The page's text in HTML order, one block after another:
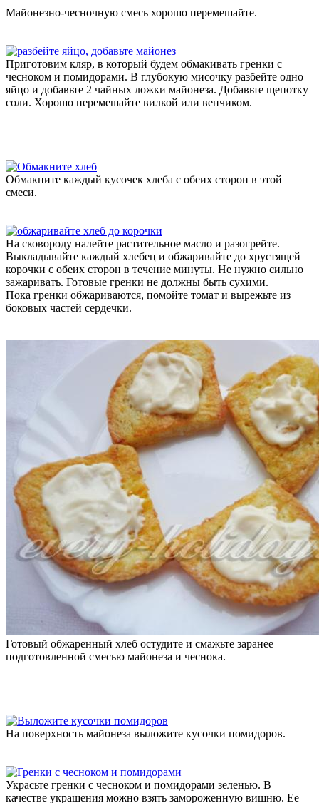
Майонезно-чесночную смесь хорошо перемешайте.
Приготовим кляр, в который будем обмакивать гренки с
чесноком и помидорами. В глубокую мисочку разбейте одно
яйцо и добавьте 2 чайных ложки майонеза. Добавьте щепотку
соли. Хорошо перемешайте вилкой или венчиком.
Обмакните каждый кусочек хлеба с обеих сторон в этой
смеси.
На сковороду налейте растительное масло и разогрейте.
Выкладывайте каждый хлебец и обжаривайте до хрустящей
корочки с обеих сторон в течение минуты. Не нужно сильно
зажаривать. Готовые гренки не должны быть сухими.
Пока гренки обжариваются, помойте томат и вырежьте из
боковых частей сердечки.
Готовый обжаренный хлеб остудите и смажьте заранее
подготовленной смесью майонеза и чеснока.
На поверхность майонеза выложите кусочки помидоров.
Украсьте гренки с чесноком и помидорами зеленью. В
качестве украшения можно взять замороженную вишню. Ее